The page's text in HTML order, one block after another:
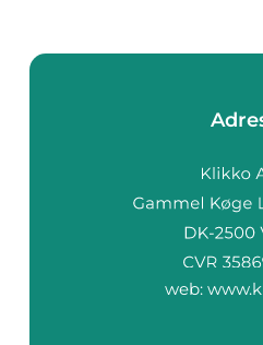
web: